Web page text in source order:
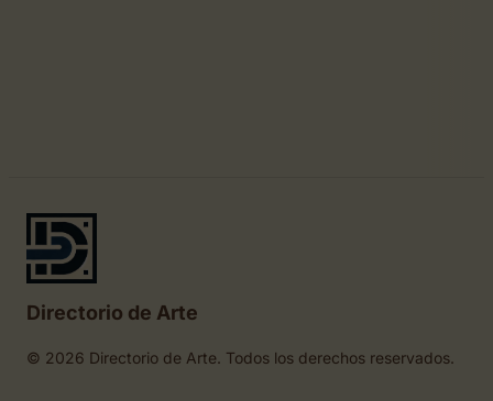
Directorio de Arte
© 2026 Directorio de Arte. Todos los derechos reservados.